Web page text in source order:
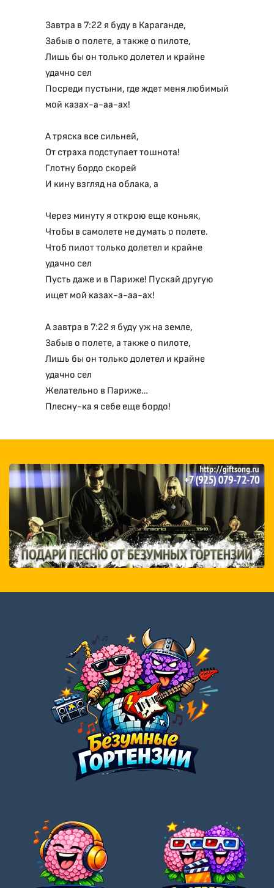
Завтра в 7:22 я буду в Караганде,
Забыв о полете, а также о пилоте,
Лишь бы он только долетел и крайне
удачно сел
Посреди пустыни, где ждет меня любимый
мой казах-а-аа-ах!
А тряска все сильней,
От страха подступает тошнота!
Глотну бордо скорей
И кину взгляд на облака, а
Через минуту я открою еще коньяк,
Чтобы в самолете не думать о полете.
Чтоб пилот только долетел и крайне
удачно сел
Пусть даже и в Париже! Пускай другую
ищет мой казах-а-аа-ах!
А завтра в 7:22 я буду уж на земле,
Забыв о полете, а также о пилоте,
Лишь бы он только долетел и крайне
удачно сел
Желательно в Париже…
Плесну-ка я себе еще бордо!